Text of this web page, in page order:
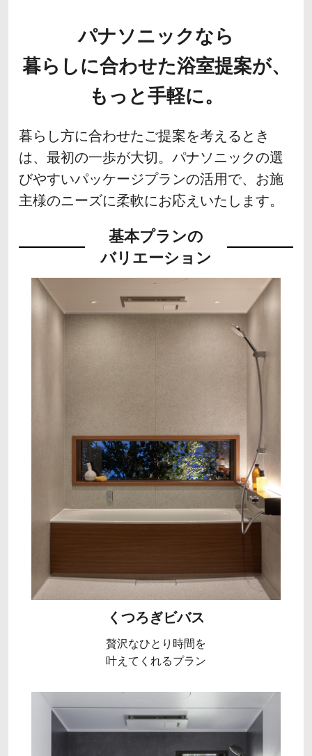
パナソニックなら
暮らしに合わせた浴室提案が、
もっと手軽に。
暮らし方に合わせたご提案を考えるとき
は、最初の一歩が大切。パナソニックの選
びやすいパッケージプランの活用で、お施
主様のニーズに柔軟にお応えいたします。
基本プランの
バリエーション
くつろぎビバス
贅沢なひとり時間を
叶えてくれるプラン